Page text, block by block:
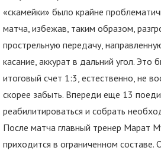
«скамейки» было крайне
матча, избежав, таким образом,
прострельную передачу,
касание, аккурат в дальний угол.
итоговый счет 1:3, естественно, не
скорее забыть. Впереди еще 13
реабилитироваться и собрать
После матча главный тренер Марат
приходится в ограниченном